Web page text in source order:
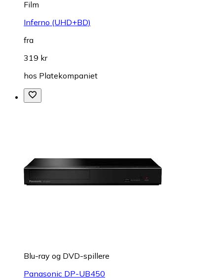
Film
Inferno (UHD+BD)
fra
319 kr
hos Platekompaniet
Blu-ray og DVD-spillere
Panasonic DP-UB450